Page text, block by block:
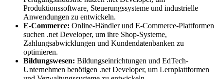
Produktionssoftware, Steuerungssysteme und industrielle
Anwendungen zu entwickeln.
E-Commerce: Online-Händler und E-Commerce-Plattformen
suchen .net Developer, um ihre Shop-Systeme,
Zahlungsabwicklungen und Kundendatenbanken zu
optimieren.
Bildungswesen: Bildungseinrichtungen und EdTech-
Unternehmen benötigen .net Developer, um Lernplattformen